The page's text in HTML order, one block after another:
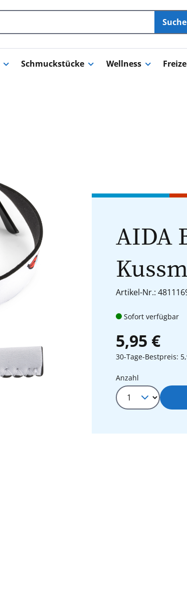
Schmuckstücke Wellness
AIDA
Artikel-Nr.:
Sofort verfügbar
5,95 €
30-Tage-Bestpreis:
Produkt
Anzahl